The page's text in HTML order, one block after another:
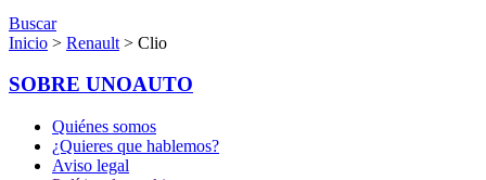
Buscar
Inicio > Renault > Clio
SOBRE UNOAUTO
Quiénes somos
¿Quieres que hablemos?
Aviso legal